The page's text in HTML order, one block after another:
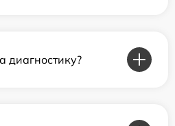
диагностику?